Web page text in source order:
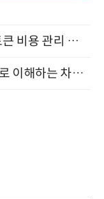
"AI 핀옵스 실전 세미나: 폭증하는 AI 토큰 비용 관리 전략" 8월 21일 개최
“큐비트·양자 알고리즘·Qiskit 실습으로 이해하는 차세대 컴퓨팅” (8/28)